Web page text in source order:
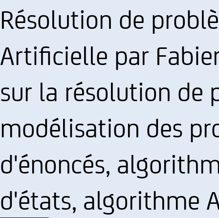
Résolution de
Artificielle par
sur la résolution de
modélisation des
d'énoncés,
d'états, algorithme